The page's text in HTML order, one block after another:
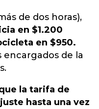
de dos horas),
en $1.200
en $950.
encargados de la
la tarifa de
hasta una vez